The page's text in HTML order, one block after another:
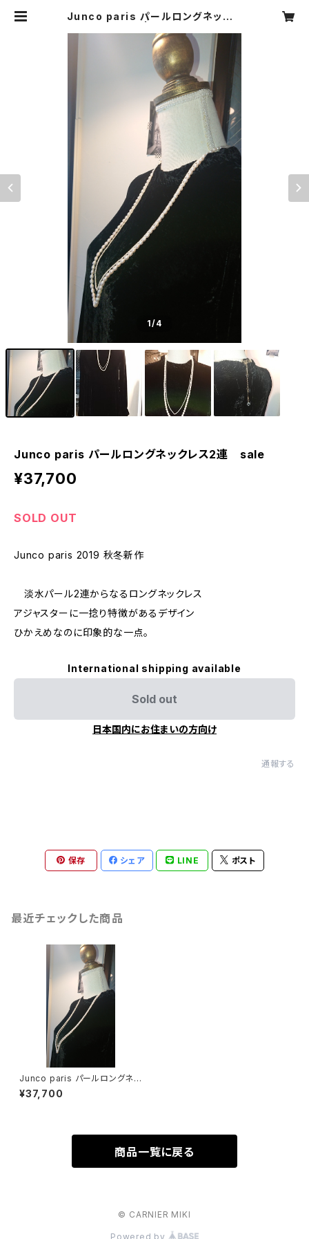
Junco paris パールロングネックレ
1/4
Junco paris パールロングネックレス2連 sale
¥37,700
SOLD OUT
Junco paris 2019 秋冬新作
淡水パール2連からなるロングネックレス
アジャスターに一捻り特徴があるデザイン
ひかえめなのに印象的な一点。
International shipping available
Sold out
日本国内にお住まいの方向け
通報する
保存 シェア LINE ポスト
最近チェックした商品
Junco paris パールロングネッ
クレス2連 sale
¥37,700
商品一覧に戻る
© CARNIER MIKI
Powered by